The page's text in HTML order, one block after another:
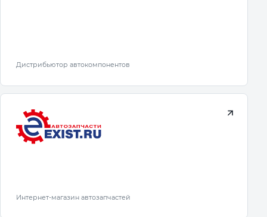
Дистрибьютор автокомпонентов
Интернет-магазин автозапчастей